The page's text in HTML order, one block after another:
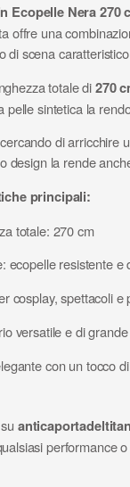
Ecopelle Nera 270
offre una
di scena
totale di270
pelle sintetica la
di arricchire
design la rende
principali:
totale: 270 cm
ecopelle resistente e
cosplay, spettacoli e
versatile e di
con un tocco
performance o